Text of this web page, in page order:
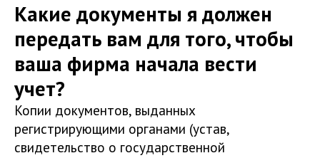
Какие документы я должен
передать вам для того, чтобы
ваша фирма начала вести
учет?
Копии документов, выданных
регистрирующими органами (устав,
свидетельство о государственной